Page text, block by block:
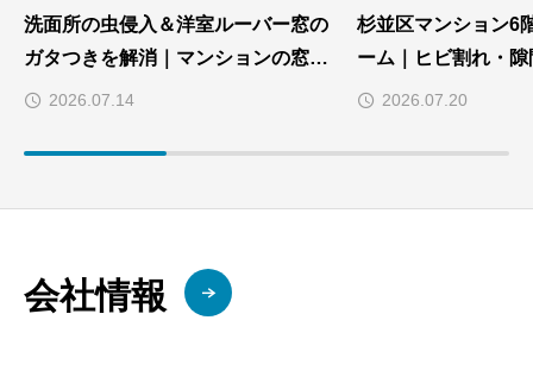
洗面所の虫侵入＆洋室ルーバー窓の
ガタつきを解消｜マンションの窓カ
バー・内窓リフォームで夏も台風シ
2026.07.14
杉並区マンション6
ーム｜ヒビ割れ・
施工事例
2026.07.20
会社情報